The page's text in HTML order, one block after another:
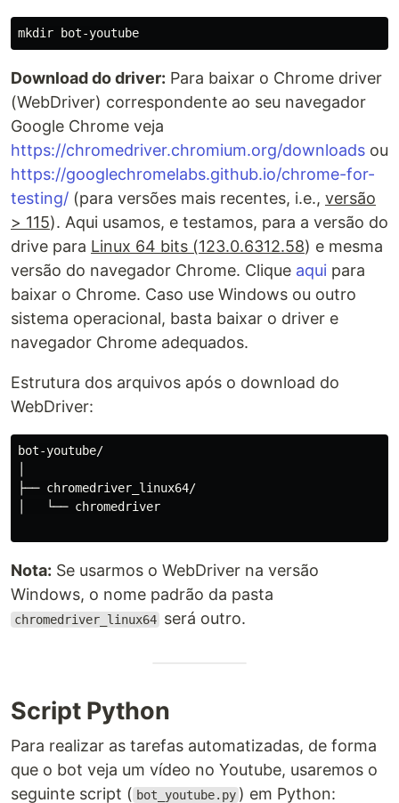
mkdir
Download do driver: Para baixar o Chrome driver
(WebDriver) correspondente ao seu navegador
Google Chrome veja
https://chromedriver.chromium.org/downloads ou
https://googlechromelabs.github.io/chrome-for-
testing/ (para versões mais recentes, i.e., versão
> 115). Aqui usamos, e testamos, para a versão do
drive para Linux 64 bits (123.0.6312.58) e mesma
versão do navegador Chrome. Clique aqui para
baixar o Chrome. Caso use Windows ou outro
sistema operacional, basta baixar o driver e
navegador Chrome adequados.
Estrutura dos arquivos após o download do
WebDriver:
bot-youtube/
├── chromedriver_linux64/
│   └── chromedriver
Nota: Se usarmos o WebDriver na versão
Windows, o nome padrão da pasta
chromedriver_linux64 será outro.
Script Python
Para realizar as tarefas automatizadas, de forma
que o bot veja um vídeo no Youtube, usaremos o
seguinte script ( bot_youtube.py ) em Python: